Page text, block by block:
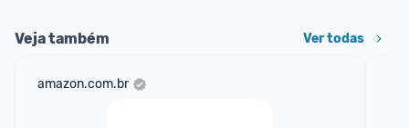
Veja também Ver todas
amazon.com.br